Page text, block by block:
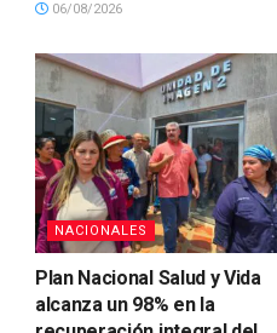
06/08/2026
NACIONALES
Plan Nacional Salud y Vida
alcanza un 98% en la